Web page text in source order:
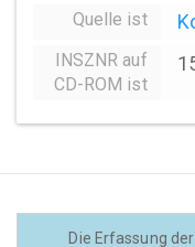
Quelle ist
INSZNR auf
CD-ROM ist
Die Erfassung